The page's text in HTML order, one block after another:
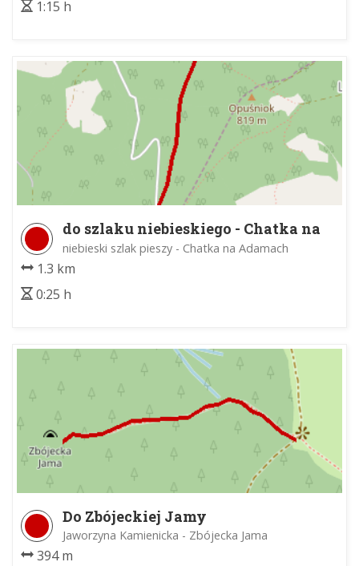
1:15 h
do szlaku niebieskiego - Chatka na
Adamach
niebieski szlak pieszy - Chatka na Adamach
1.3 km
0:25 h
Do Zbójeckiej Jamy
Jaworzyna Kamienicka - Zbójecka Jama
394 m